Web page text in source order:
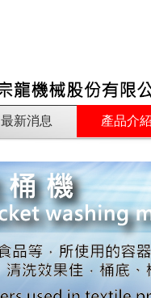
最新消息 產品介